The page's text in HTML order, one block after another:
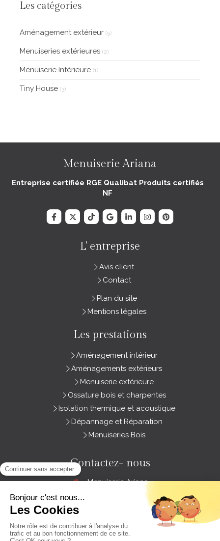
Les catégories
Aménagement extérieur (5)
Menuiseries extérieures (2)
Menuiserie Intérieure (1)
Tiny House (3)
Menuiserie Ariana
Entreprise certifiée RGE Qualibat Produits certifiés
NF
L' entreprise
Avis client
Contact
Plan du site
Mentions légales
Les prestations
Aménagement intérieur
Aménagements extérieurs
Menuiserie extérieure
Ossature bois et charpentes
Isolation thermique et acoustique
Dépannage et Réparation
Menuiseries Bois
Contactez- nous
Menuiserie Ariana
3 Zone Artisanale Les Groies
79260
Sainte-Néomaye
Afficher le téléphone